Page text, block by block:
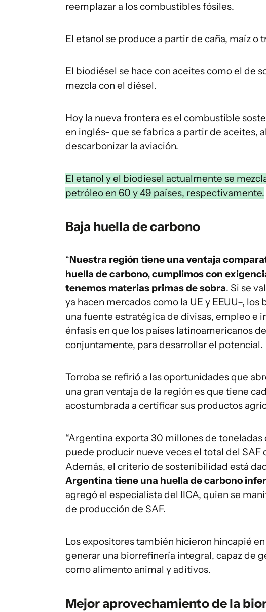
reemplazar a los combustibles fósiles.
El etanol se produce a partir de caña, maíz o
El biodiésel se hace con aceites como el de
mezcla con el diésel.
Hoy la nueva frontera es el combustible
en inglés- que se fabrica a partir de aceites,
descarbonizar la aviación.
El etanol y el biodiesel actualmente se
petróleo en 60 y 49 países, respectivamente.
Baja huella de carbono
“Nuestra región tiene una ventaja
huella de carbono, cumplimos con
tenemos materias primas de sobra. Si se
ya hacen mercados como la UE y EEUU–,
una fuente estratégica de divisas, empleo e
énfasis en que los países latinoamericanos
conjuntamente, para desarrollar el potencial.
Torroba se refirió a las oportunidades que
una gran ventaja de la región es que tiene
acostumbrada a certificar sus productos
“Argentina exporta 30 millones de toneladas
puede producir nueve veces el total del SAF
Además, el criterio de sostenibilidad está
Argentina tiene una huella de carbono
agregó el especialista del IICA, quien se
de producción de SAF.
Los expositores también hicieron hincapié
generar una biorrefinería integral, capaz de
como alimento animal y aditivos.
Mejor aprovechamiento de la